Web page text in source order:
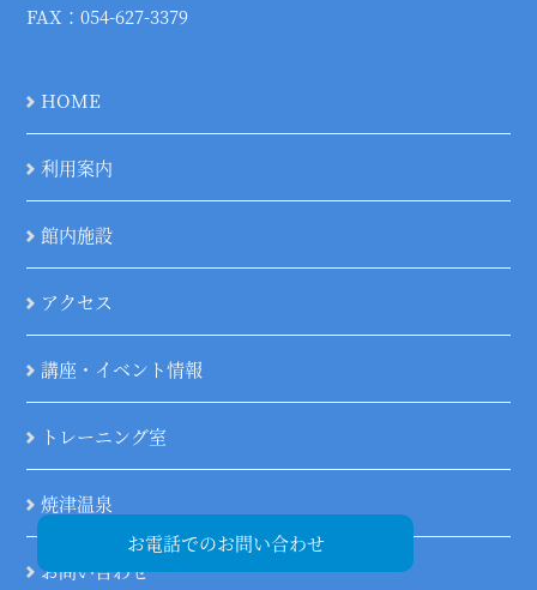
FAX：054-627-3379
HOME
利用案内
館内施設
アクセス
講座・イベント情報
トレーニング室
焼津温泉
お電話でのお問い合わせ
お問い合わせ